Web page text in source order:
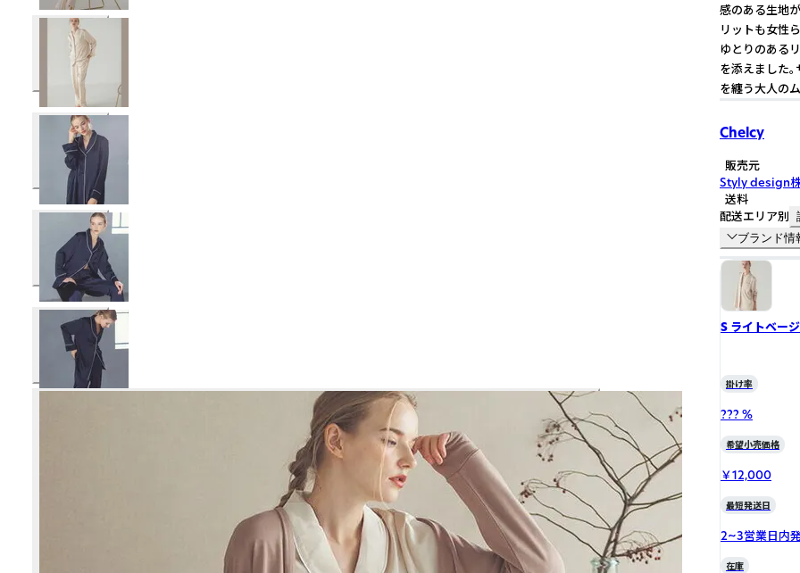
感のある生地
リットも女性
ゆとりのある
を添えました
を纏う大人の
Chelcy
販売元
Styly design
送料
配送エリア別
ブランド情
S ライトベー
掛け率
??? %
希望小売価格
￥12,000
最短発送日
2~3営業日内
在庫